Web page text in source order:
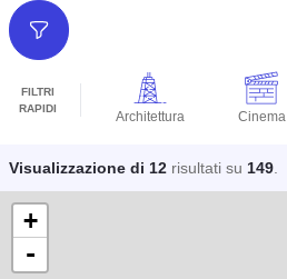
FILTRI
RAPIDI
Architettura Cinema
Filtri
Visualizzazione di 12 risultati su 149
+
-